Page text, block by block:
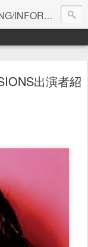
info@loolowningen.com
出演者紹